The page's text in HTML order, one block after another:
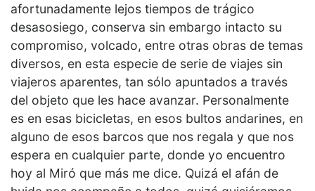
afortunadamente lejos tiempos de trágico
desasosiego, conserva sin embargo intacto su
compromiso, volcado, entre otras obras de temas
diversos, en esta especie de serie de viajes sin
viajeros aparentes, tan sólo apuntados a través
del objeto que les hace avanzar. Personalmente
es en esas bicicletas, en esos bultos andarines, en
alguno de esos barcos que nos regala y que nos
espera en cualquier parte, donde yo encuentro
hoy al Miró que más me dice. Quizá el afán de